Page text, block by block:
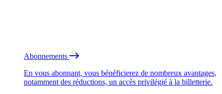
Abonnements
En vous abonnant, vous bénéficierez de nombreux avantages,
notamment des réductions, un accès privilégié à la billetterie.